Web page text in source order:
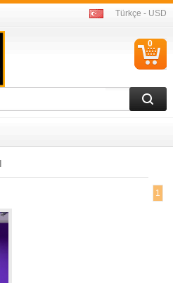
Türkçe - USD
0
1